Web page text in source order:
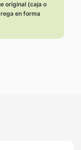
original (caja o
en forma